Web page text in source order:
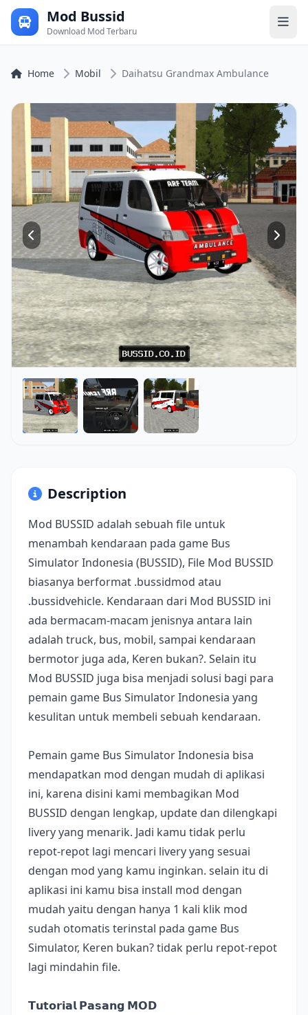
Mod Bussid
Download Mod Terbaru
Home Mobil Daihatsu Grandmax Ambulance
Description
Mod BUSSID adalah sebuah file untuk
menambah kendaraan pada game Bus
Simulator Indonesia (BUSSID), File Mod BUSSID
biasanya berformat .bussidmod atau
.bussidvehicle. Kendaraan dari Mod BUSSID ini
ada bermacam-macam jenisnya antara lain
adalah truck, bus, mobil, sampai kendaraan
bermotor juga ada, Keren bukan?. Selain itu
Mod BUSSID juga bisa menjadi solusi bagi para
pemain game Bus Simulator Indonesia yang
kesulitan untuk membeli sebuah kendaraan.
Pemain game Bus Simulator Indonesia bisa
mendapatkan mod dengan mudah di aplikasi
ini, karena disini kami membagikan Mod
BUSSID dengan lengkap, update dan dilengkapi
livery yang menarik. Jadi kamu tidak perlu
repot-repot lagi mencari livery yang sesuai
dengan mod yang kamu inginkan. selain itu di
aplikasi ini kamu bisa install mod dengan
mudah yaitu dengan hanya 1 kali klik mod
sudah otomatis terinstal pada game Bus
Simulator, Keren bukan? tidak perlu repot-repot
lagi mindahin file.
𝗧𝘂𝘁𝗼𝗿𝗶𝗮𝗹 𝗣𝗮𝘀𝗮𝗻𝗴 𝗠𝗢𝗗